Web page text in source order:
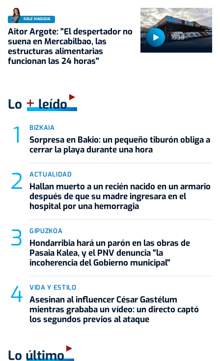
16:38
KALE NAGUSIA
Aitor Argote: "El despertador no
suena en Mercabilbao, las
estructuras alimentarias
funcionan las 24 horas"
Lo +leído
BIZKAIA
Sorpresa en Bakio: un pequeño tiburón obliga a
cerrar la playa durante una hora
ACTUALIDAD
Hallan muerto a un recién nacido en un armario
después de que su madre ingresara en el
hospital por una hemorragia
GIPUZKOA
Hondarribia hará un parón en las obras de
Pasaia Kalea, y el PNV denuncia "la
incoherencia del Gobierno municipal"
VIDA Y ESTILO
Asesinan al influencer César Gastélum
mientras grababa un vídeo: un directo captó
los segundos previos al ataque
Lo último